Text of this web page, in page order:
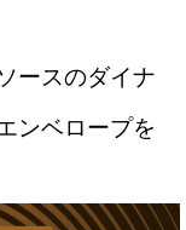
ースのダイナ
ンベロープを